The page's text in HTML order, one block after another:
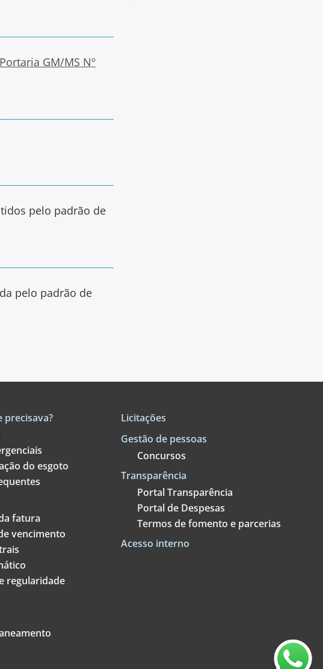
Portaria GM/MS Nº
pelo padrão de
pelo padrão de
precisava?
do esgoto
fatura
vencimento
regularidade
Licitações
Gestão de pessoas
Concursos
Transparência
Portal Transparência
Portal de Despesas
Termos de fomento e parcerias
Acesso interno